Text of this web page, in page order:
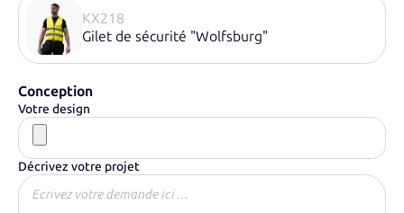
KX218
Gilet de sécurité "Wolfsburg"
Conception
Votre design
Décrivez votre projet